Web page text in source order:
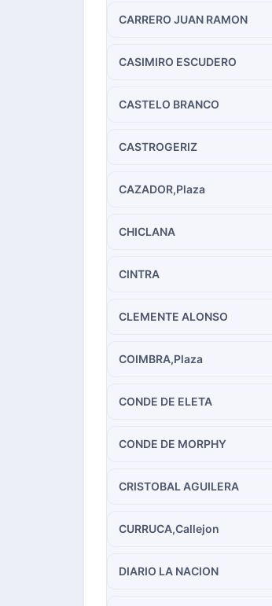
CARRERO JUAN RAMON
CASIMIRO ESCUDERO
CASTELO BRANCO
CASTROGERIZ
CAZADOR,Plaza
CHICLANA
CINTRA
CLEMENTE ALONSO
COIMBRA,Plaza
CONDE DE ELETA
CONDE DE MORPHY
CRISTOBAL AGUILERA
CURRUCA,Callejon
DIARIO LA NACION